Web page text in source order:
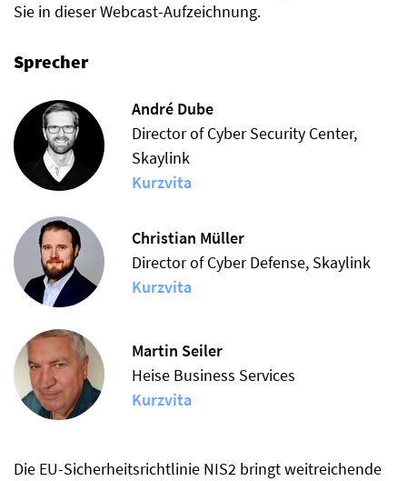
Sie in dieser Webcast-Aufzeichnung.
Sprecher
André Dube
Director of Cyber Security Center,
Skaylink
Kurzvita
Christian Müller
Director of Cyber Defense, Skaylink
Kurzvita
Martin Seiler
Heise Business Services
Kurzvita
Die EU-Sicherheitsrichtlinie NIS2 bringt weitreichende